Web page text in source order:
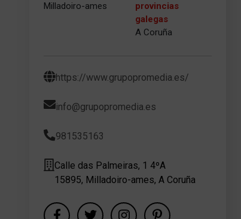
Milladoiro-ames
provincias
galegas
A Coruña
https://www.grupopromedia.es/
info@grupopromedia.es
981535163
Calle das Palmeiras, 1 4ºA
15895, Milladoiro-ames, A Coruña